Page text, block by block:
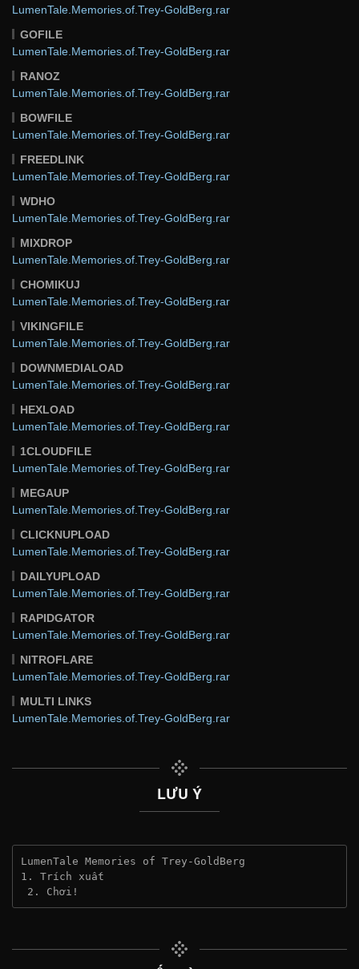
LumenTale.Memories.of.Trey-GoldBerg.rar
GOFILE
LumenTale.Memories.of.Trey-GoldBerg.rar
RANOZ
LumenTale.Memories.of.Trey-GoldBerg.rar
BOWFILE
LumenTale.Memories.of.Trey-GoldBerg.rar
FREEDLINK
LumenTale.Memories.of.Trey-GoldBerg.rar
WDHO
LumenTale.Memories.of.Trey-GoldBerg.rar
MIXDROP
LumenTale.Memories.of.Trey-GoldBerg.rar
CHOMIKUJ
LumenTale.Memories.of.Trey-GoldBerg.rar
VIKINGFILE
LumenTale.Memories.of.Trey-GoldBerg.rar
DOWNMEDIALOAD
LumenTale.Memories.of.Trey-GoldBerg.rar
HEXLOAD
LumenTale.Memories.of.Trey-GoldBerg.rar
1CLOUDFILE
LumenTale.Memories.of.Trey-GoldBerg.rar
MEGAUP
LumenTale.Memories.of.Trey-GoldBerg.rar
CLICKNUPLOAD
LumenTale.Memories.of.Trey-GoldBerg.rar
DAILYUPLOAD
LumenTale.Memories.of.Trey-GoldBerg.rar
RAPIDGATOR
LumenTale.Memories.of.Trey-GoldBerg.rar
NITROFLARE
LumenTale.Memories.of.Trey-GoldBerg.rar
MULTI LINKS
LumenTale.Memories.of.Trey-GoldBerg.rar
LƯU Ý
LumenTale Memories of Trey-GoldBerg
1. Trích xuất
2. Chơi!